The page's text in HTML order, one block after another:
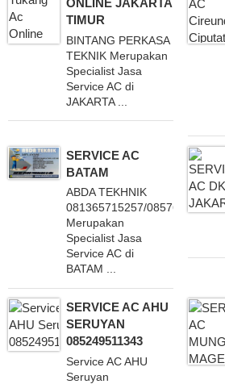
ONLINE JAKARTA
TIMUR
BINTANG PERKASA
TEKNIK Merupakan
Specialist Jasa
Service AC di
JAKARTA ...
SERVICE AC
BATAM
ABDA TEKHNIK
081365715257/085763124404
Merupakan
Specialist Jasa
Service AC di
BATAM ...
SERVICE AC AHU
SERUYAN
085249511343
Service AC AHU
Seruyan